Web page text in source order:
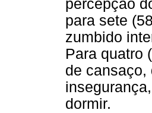
percepção
para sete
zumbido
Para quatro
de cansaço,
dormir.